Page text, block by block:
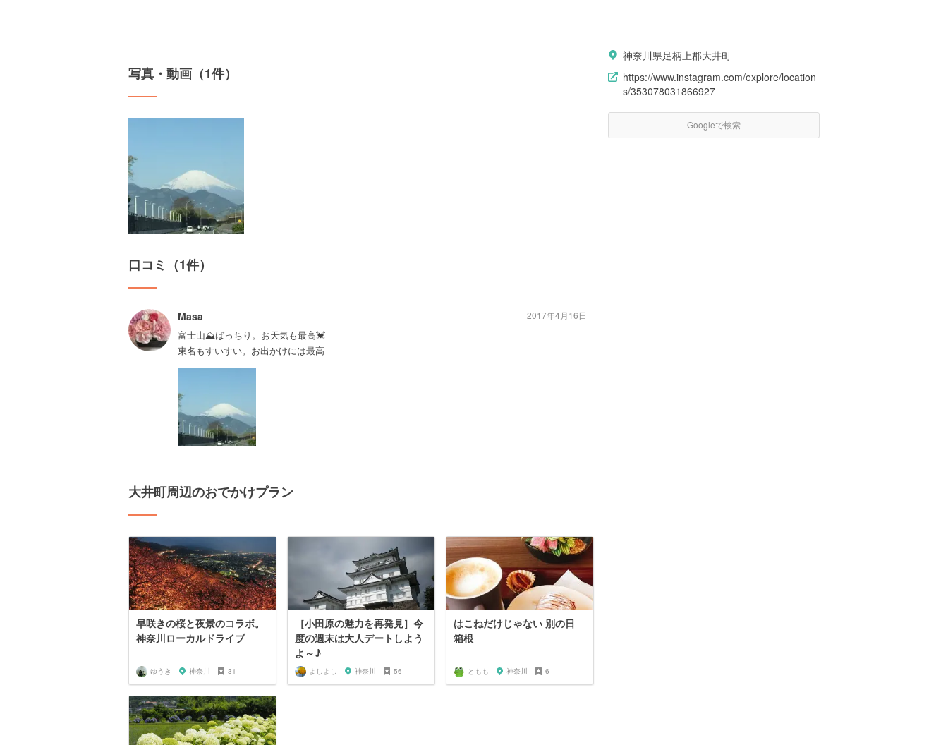
写真・動画（1件）
口コミ（1件）
Masa
富士山⛰ばっちり。お天気も最高💓
東名もすいすい。お出かけには最高
2017年4月16日
大井町周辺のおでかけプラン
早咲きの桜と夜景のコラボ。
神奈川ローカルドライブ
ゆうき 神奈川 31
［小田原の魅力を再発見］今
度の週末は大人デートしよう
よ～♪
よしよし 神奈川 56
はこねだけじゃない 別の日
箱根
ともも 神奈川 6
神奈川県足柄上郡大井町
https://www.instagram.com/explore/location
s/353078031866927
Googleで検索